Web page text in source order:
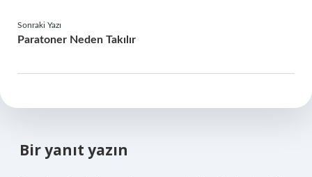
Sonraki Yazı
Paratoner Neden Takılır
Bir yanıt yazın